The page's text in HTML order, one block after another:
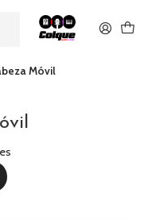
transferencia bancaria
descuento no es
a gastos de envío.
Móvil